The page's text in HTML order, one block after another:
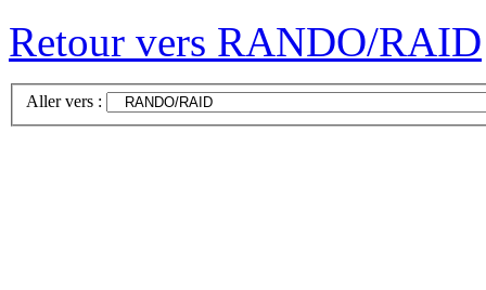
Retour vers RANDO/RAID
Aller vers :